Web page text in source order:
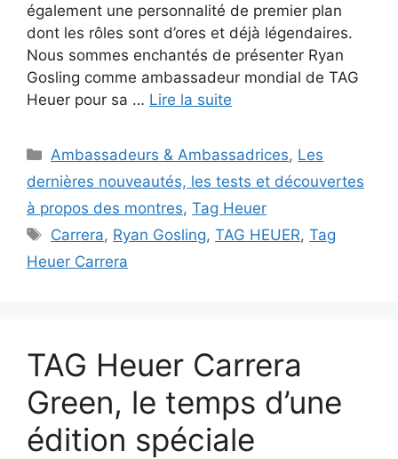
également une personnalité de premier plan
dont les rôles sont d’ores et déjà légendaires.
Nous sommes enchantés de présenter Ryan
Gosling comme ambassadeur mondial de TAG
Heuer pour sa … Lire la suite
Catégories
Ambassadeurs & Ambassadrices, Les
dernières nouveautés, les tests et découvertes
à propos des montres, Tag Heuer
Étiquettes
Carrera, Ryan Gosling,TAG HEUER,Tag
Heuer Carrera
TAG Heuer Carrera
Green, le temps d’une
édition spéciale